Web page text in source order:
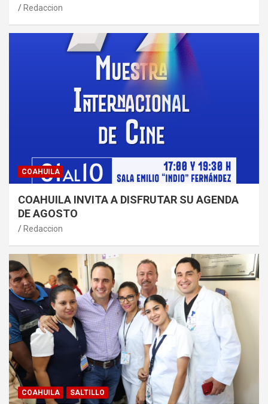
Redaccion
COAHUILA
COAHUILA INVITA A DISFRUTAR SU AGENDA
DE AGOSTO
Redaccion
COAHUILA SALTILLO